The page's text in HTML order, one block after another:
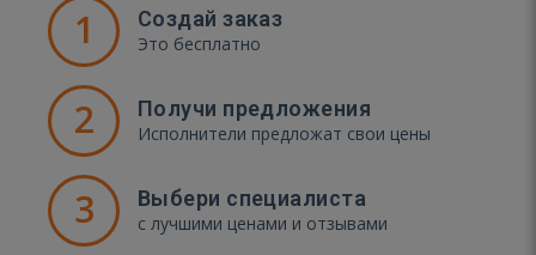
1 Создай заказ
Это бесплатно
2 Получи предложения
Исполнители предложат свои цены
3 Выбери специалиста
с лучшими ценами и отзывами